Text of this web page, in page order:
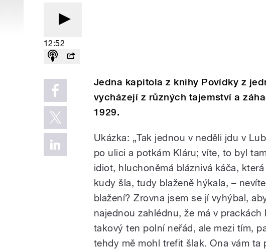
12:52
Jedna kapitola z knihy Povídky z
vycházejí z různých tajemství a
1929.
Ukázka: „Tak jednou v neděli jdu v
po ulici a potkám Kláru; víte, to byl
idiot, hluchoněmá bláznivá káča, která
kudy šla, tudy blaženě hýkala, –
blažení? Zrovna jsem se jí vyhýbal,
najednou zahlédnu, že má v
takový ten polní neřád, ale mezi tím,
tehdy mě mohl trefit šlak. Ona vám ta